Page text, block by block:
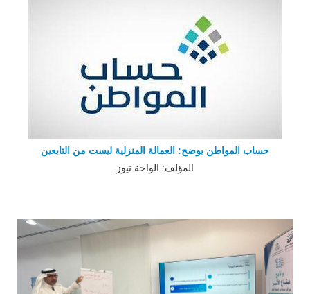
حساب المواطن يوضح: العمالة المنزلية ليست من التابعين
المؤلف: الواحة نيوز